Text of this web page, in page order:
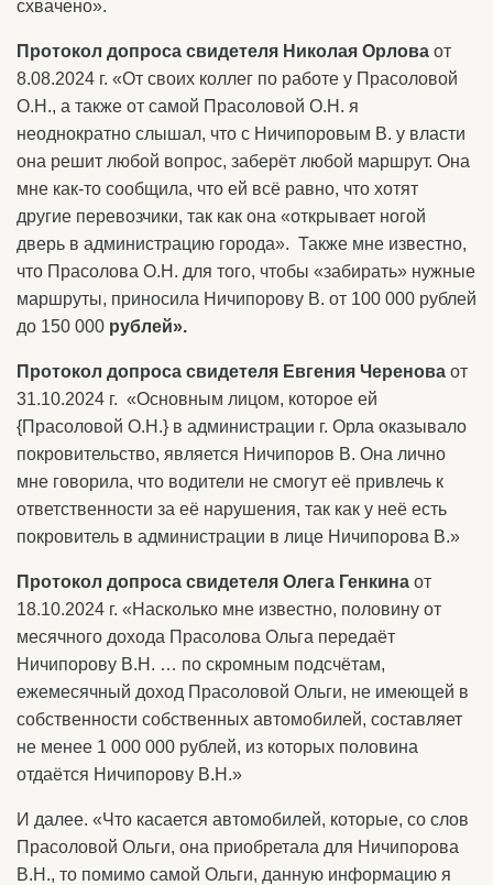
схвачено».
Протокол допроса свидетеля Николая Орлова от
8.08.2024 г. «От своих коллег по работе у Прасоловой
О.Н., а также от самой Прасоловой О.Н. я
неоднократно слышал, что с Ничипоровым В. у власти
она решит любой вопрос, заберёт любой маршрут. Она
мне как-то сообщила, что ей всё равно, что хотят
другие перевозчики, так как она «открывает ногой
дверь в администрацию города». Также мне известно,
что Прасолова О.Н. для того, чтобы «забирать» нужные
маршруты, приносила Ничипорову В. от 100 000 рублей
до 150 000 рублей».
Протокол допроса свидетеля Евгения Черенова от
31.10.2024 г. «Основным лицом, которое ей
{Прасоловой О.Н.} в администрации г. Орла оказывало
покровительство, является Ничипоров В. Она лично
мне говорила, что водители не смогут её привлечь к
ответственности за её нарушения, так как у неё есть
покровитель в администрации в лице Ничипорова В.»
Протокол допроса свидетеля Олега Генкина от
18.10.2024 г. «Насколько мне известно, половину от
месячного дохода Прасолова Ольга передаёт
Ничипорову В.Н. … по скромным подсчётам,
ежемесячный доход Прасоловой Ольги, не имеющей в
собственности собственных автомобилей, составляет
не менее 1 000 000 рублей, из которых половина
отдаётся Ничипорову В.Н.»
И далее. «Что касается автомобилей, которые, со слов
Прасоловой Ольги, она приобретала для Ничипорова
В.Н., то помимо самой Ольги, данную информацию я